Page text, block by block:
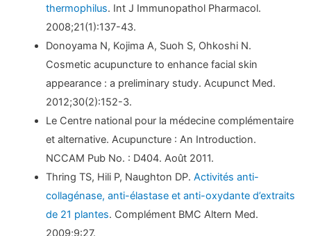
thermophilus. Int J Immunopathol Pharmacol.
2008;21(1):137-43.
Donoyama N, Kojima A, Suoh S, Ohkoshi N.
Cosmetic acupuncture to enhance facial skin
appearance : a preliminary study. Acupunct Med.
2012;30(2):152-3.
Le Centre national pour la médecine complémentaire
et alternative. Acupuncture : An Introduction.
NCCAM Pub No. : D404. Août 2011.
Thring TS, Hili P, Naughton DP.Activités anti-
collagénase, anti-élastase et anti-oxydante d’extraits
de 21 plantes. Complément BMC Altern Med.
2009;9:27.